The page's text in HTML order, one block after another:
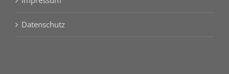
Datenschutz